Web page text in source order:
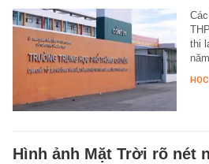
thi
Hình ảnh Mặt Trời rõ nét